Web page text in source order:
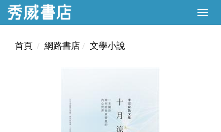
首頁 網路書店 文學小說